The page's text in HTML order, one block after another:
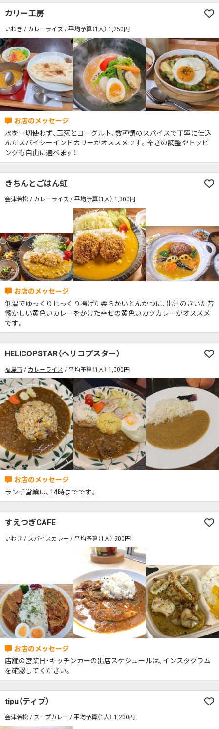
キッズメニューあり ポイント貯まる・使える
#本日のカレー見た！で特典あり
検索する
カレー専門店
キッズメニューあり ポイント貯まる・使える
カード決済可 電子マネー決済可
#本日のカレー見た！で特典あり
検索する
カリー工房
いわき カレーライス 平均予算（1人） 1,250円
水を一切使わず、玉葱とヨーグルト、数種類のスパイスで丁寧に仕込
んだスパイシーインドカリーがオススメです。辛さの調整やトッピ
ングも自由に選べます！
きちんとごはん虹
会津若松 カレーライス 平均予算（1人） 1,300円
低温でゆっくりじっくり揚げた柔らかいとんかつに、出汁のきいた昔
懐かしい黄色いカレーをかけた幸せの黄色いカツカレーがオススメ
です。
HELICOPSTAR（ヘリコプスター）
福島市 カレーライス 平均予算（1人） 1,000円
ランチ営業は、14時までです。
すえつぎCAFE
いわき スパイスカレー 平均予算（1人） 900円
店舗の営業日・キッチンカーの出店スケジュールは、インスタグラム
を確認してください。
tipu（ティプ）
会津若松 スープカレー 平均予算（1人） 1,200円